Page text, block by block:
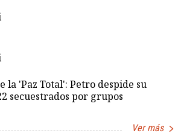
la 'Paz Total': Petro despide su
secuestrados por grupos
Ver más